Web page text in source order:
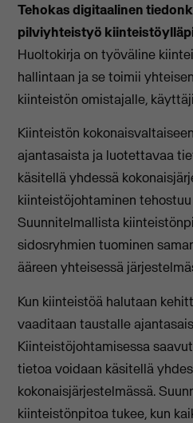
Tehokas digitaalinen
pilviyhteistyö
Huoltokirja on työväline
hallintaan ja se toimii
kiinteistön omistajalle,
Kiinteistön
ajantasaista ja luotettavaa
käsitellä yhdessä
kiinteistöjohtaminen
Suunnitelmallista
sidosryhmien tuominen
ääreen yhteisessä
Kun kiinteistöä halutaan
vaaditaan taustalle
Kiinteistöjohtamisessa
tietoa voidaan käsitellä
kokonaisjärjestelmässä.
kiinteistönpitoa tukee, kun